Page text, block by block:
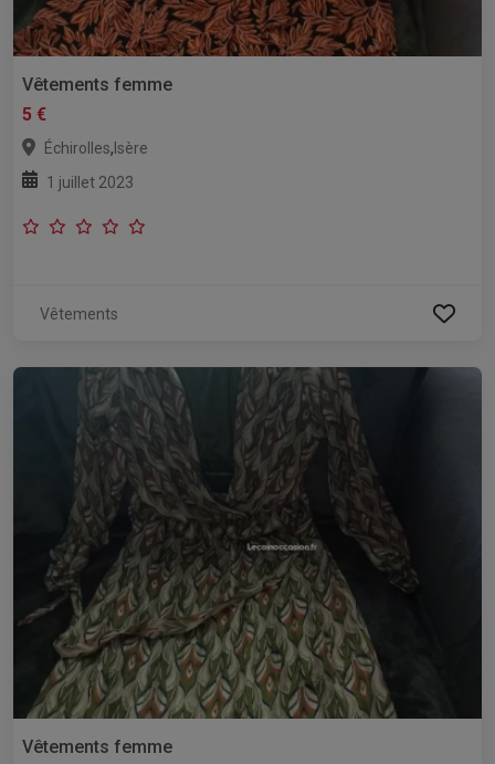
Vêtements femme
5 €
Échirolles, Isère
1 juillet 2023
Vêtements
Vêtements femme